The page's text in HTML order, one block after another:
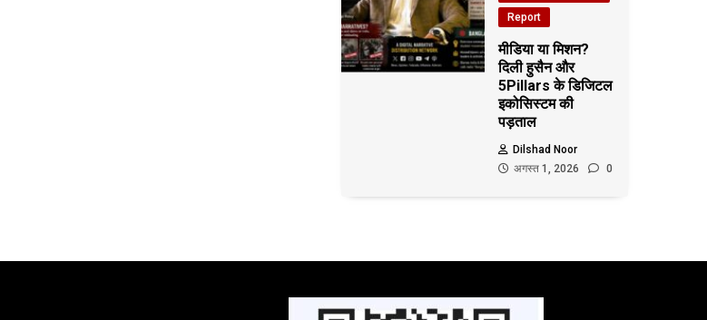
Report
मीडिया या मिशन?
दिली हुसैन और
5Pillars के डिजिटल
इकोसिस्टम की
पड़ताल
Dilshad Noor
अगस्त 1, 2026
0